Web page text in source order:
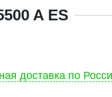
A ES
доставка по